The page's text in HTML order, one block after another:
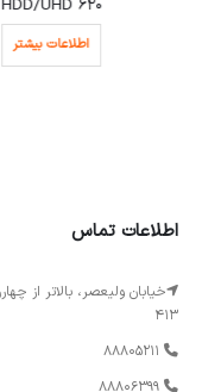
HDD/UHD 620
اطلاعات بیشتر
اطلاعات تماس
خیابان ولیعصر، بالاتر از
413
88805211
88806399